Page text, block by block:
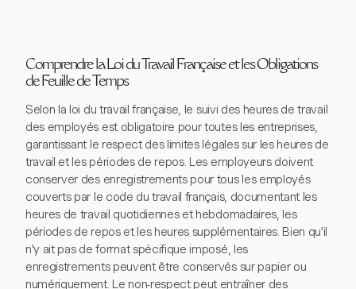
Comprendre la Loi du Travail Française et les Obligations
de Feuille de Temps
Selon la loi du travail française, le suivi des heures de travail
des employés est obligatoire pour toutes les entreprises,
garantissant le respect des limites légales sur les heures de
travail et les périodes de repos. Les employeurs doivent
conserver des enregistrements pour tous les employés
couverts par le code du travail français, documentant les
heures de travail quotidiennes et hebdomadaires, les
périodes de repos et les heures supplémentaires. Bien qu'il
n'y ait pas de format spécifique imposé, les
enregistrements peuvent être conservés sur papier ou
numériquement. Le non-respect peut entraîner des